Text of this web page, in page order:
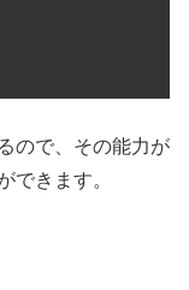
ので、その能力が
できます。